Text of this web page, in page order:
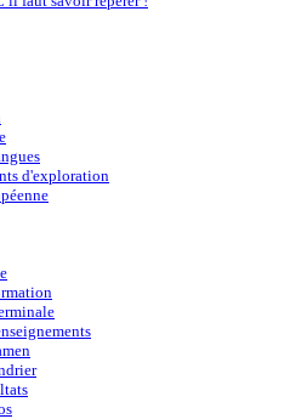
d'exploration